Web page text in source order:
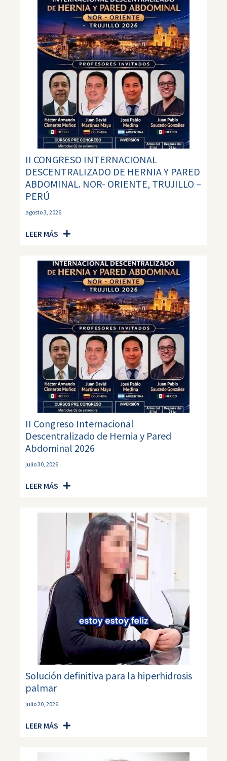
II CONGRESO INTERNACIONAL
DESCENTRALIZADO DE HERNIA Y PARED
ABDOMINAL. NOR- ORIENTE, TRUJILLO –
PERÚ
agosto 3, 2026
LEER MÁS
II Congreso Internacional
Descentralizado de Hernia y Pared
Abdominal 2026
julio 30, 2026
LEER MÁS
Solución definitiva para la hiperhidrosis
palmar
julio 20, 2026
LEER MÁS